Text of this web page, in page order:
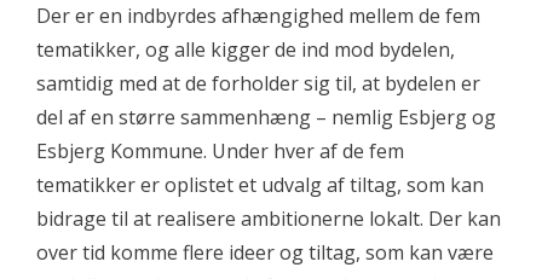
Der er en indbyrdes afhængighed mellem de fem
tematikker, og alle kigger de ind mod bydelen,
samtidig med at de forholder sig til, at bydelen er
del af en større sammenhæng – nemlig Esbjerg og
Esbjerg Kommune. Under hver af de fem
tematikker er oplistet et udvalg af tiltag, som kan
bidrage til at realisere ambitionerne lokalt. Der kan
over tid komme flere ideer og tiltag, som kan være